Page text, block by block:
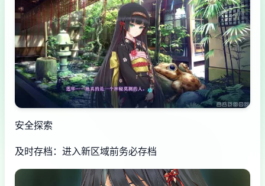
安全探索
及时存档：进入新区域前务必存档